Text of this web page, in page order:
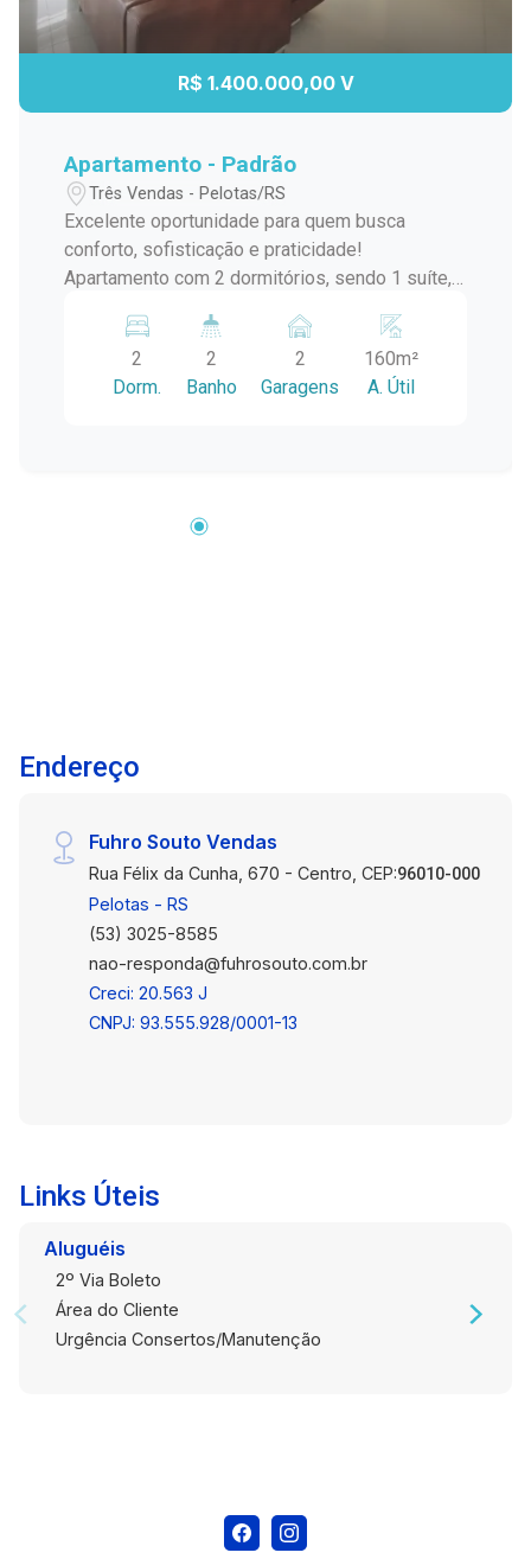
R$ 1.400.000,00 V
Apartamento - Padrão
Três Vendas - Pelotas/RS
Excelente oportunidade para quem busca
conforto, sofisticação e praticidade!
Apartamento com 2 dormitórios, sendo 1 suíte,
para oferecer bem-estar em todos os
ambientes. Destaques do imóvel: 2 dormitórios
(1 suíte) 2 banheiros 2 vagas de garagem
empregada Banheiro auxiliar Água quente e
conforto e qualidade de vida em uma
localização privilegiada. Entre em contato para
2
Dorm.
2
Banho
2
Garagens
160m²
A. Útil
Endereço
Fuhro Souto Vendas
Rua Félix da Cunha, 670 - Centro, CEP:96010-000
Pelotas - RS
(53) 3025-8585
nao-responda@fuhrosouto.com.br
Creci: 20.563 J
CNPJ: 93.555.928/0001-13
Links Úteis
Aluguéis
2º Via Boleto
Área do Cliente
Urgência Consertos/Manutenção